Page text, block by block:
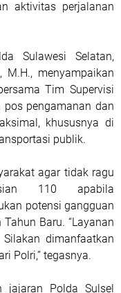
aktivitas perjalanan
Sulawesi Selatan,
M.H., menyampaikan
Tim Supervisi
pengamanan dan
khususnya di
publik.
agar tidak ragu
110 apabila
potensi gangguan
Baru. “Layanan
dimanfaatkan
Polri,” tegasnya.
jajaran Polda Sulsel